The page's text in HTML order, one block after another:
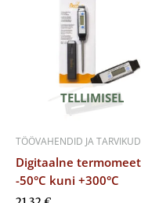
TELLIMISEL
TÖÖVAHENDID JA TARVIKUD
Digitaalne
-50°C kuni +300°C